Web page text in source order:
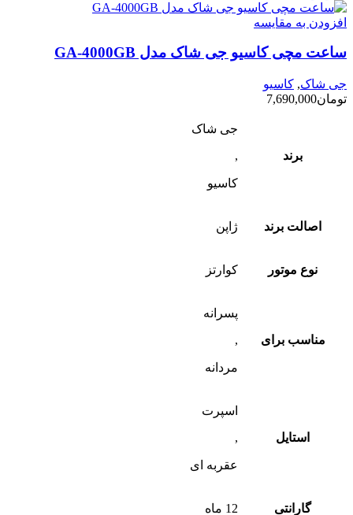
افزودن به مقایسه
ساعت مچی کاسیو جی شاک مدل GA-4000GB
جی شاک, کاسیو
تومان7,690,000
برند
جی شاک
,
کاسیو
اصالت برند ژاپن
نوع موتور کوارتز
مناسب برای
پسرانه
,
مردانه
استایل
اسپرت
,
عقربه ای
گارانتی 12 ماه